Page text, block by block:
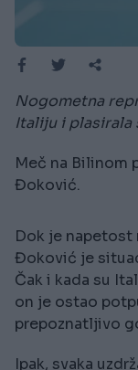
Nogometna
Italiju i plasirala
Meč na Bilinom
Đoković.
Dok je napetost
Đoković je
Čak i kada su
on je ostao
prepoznatljivo
Ipak, svaka